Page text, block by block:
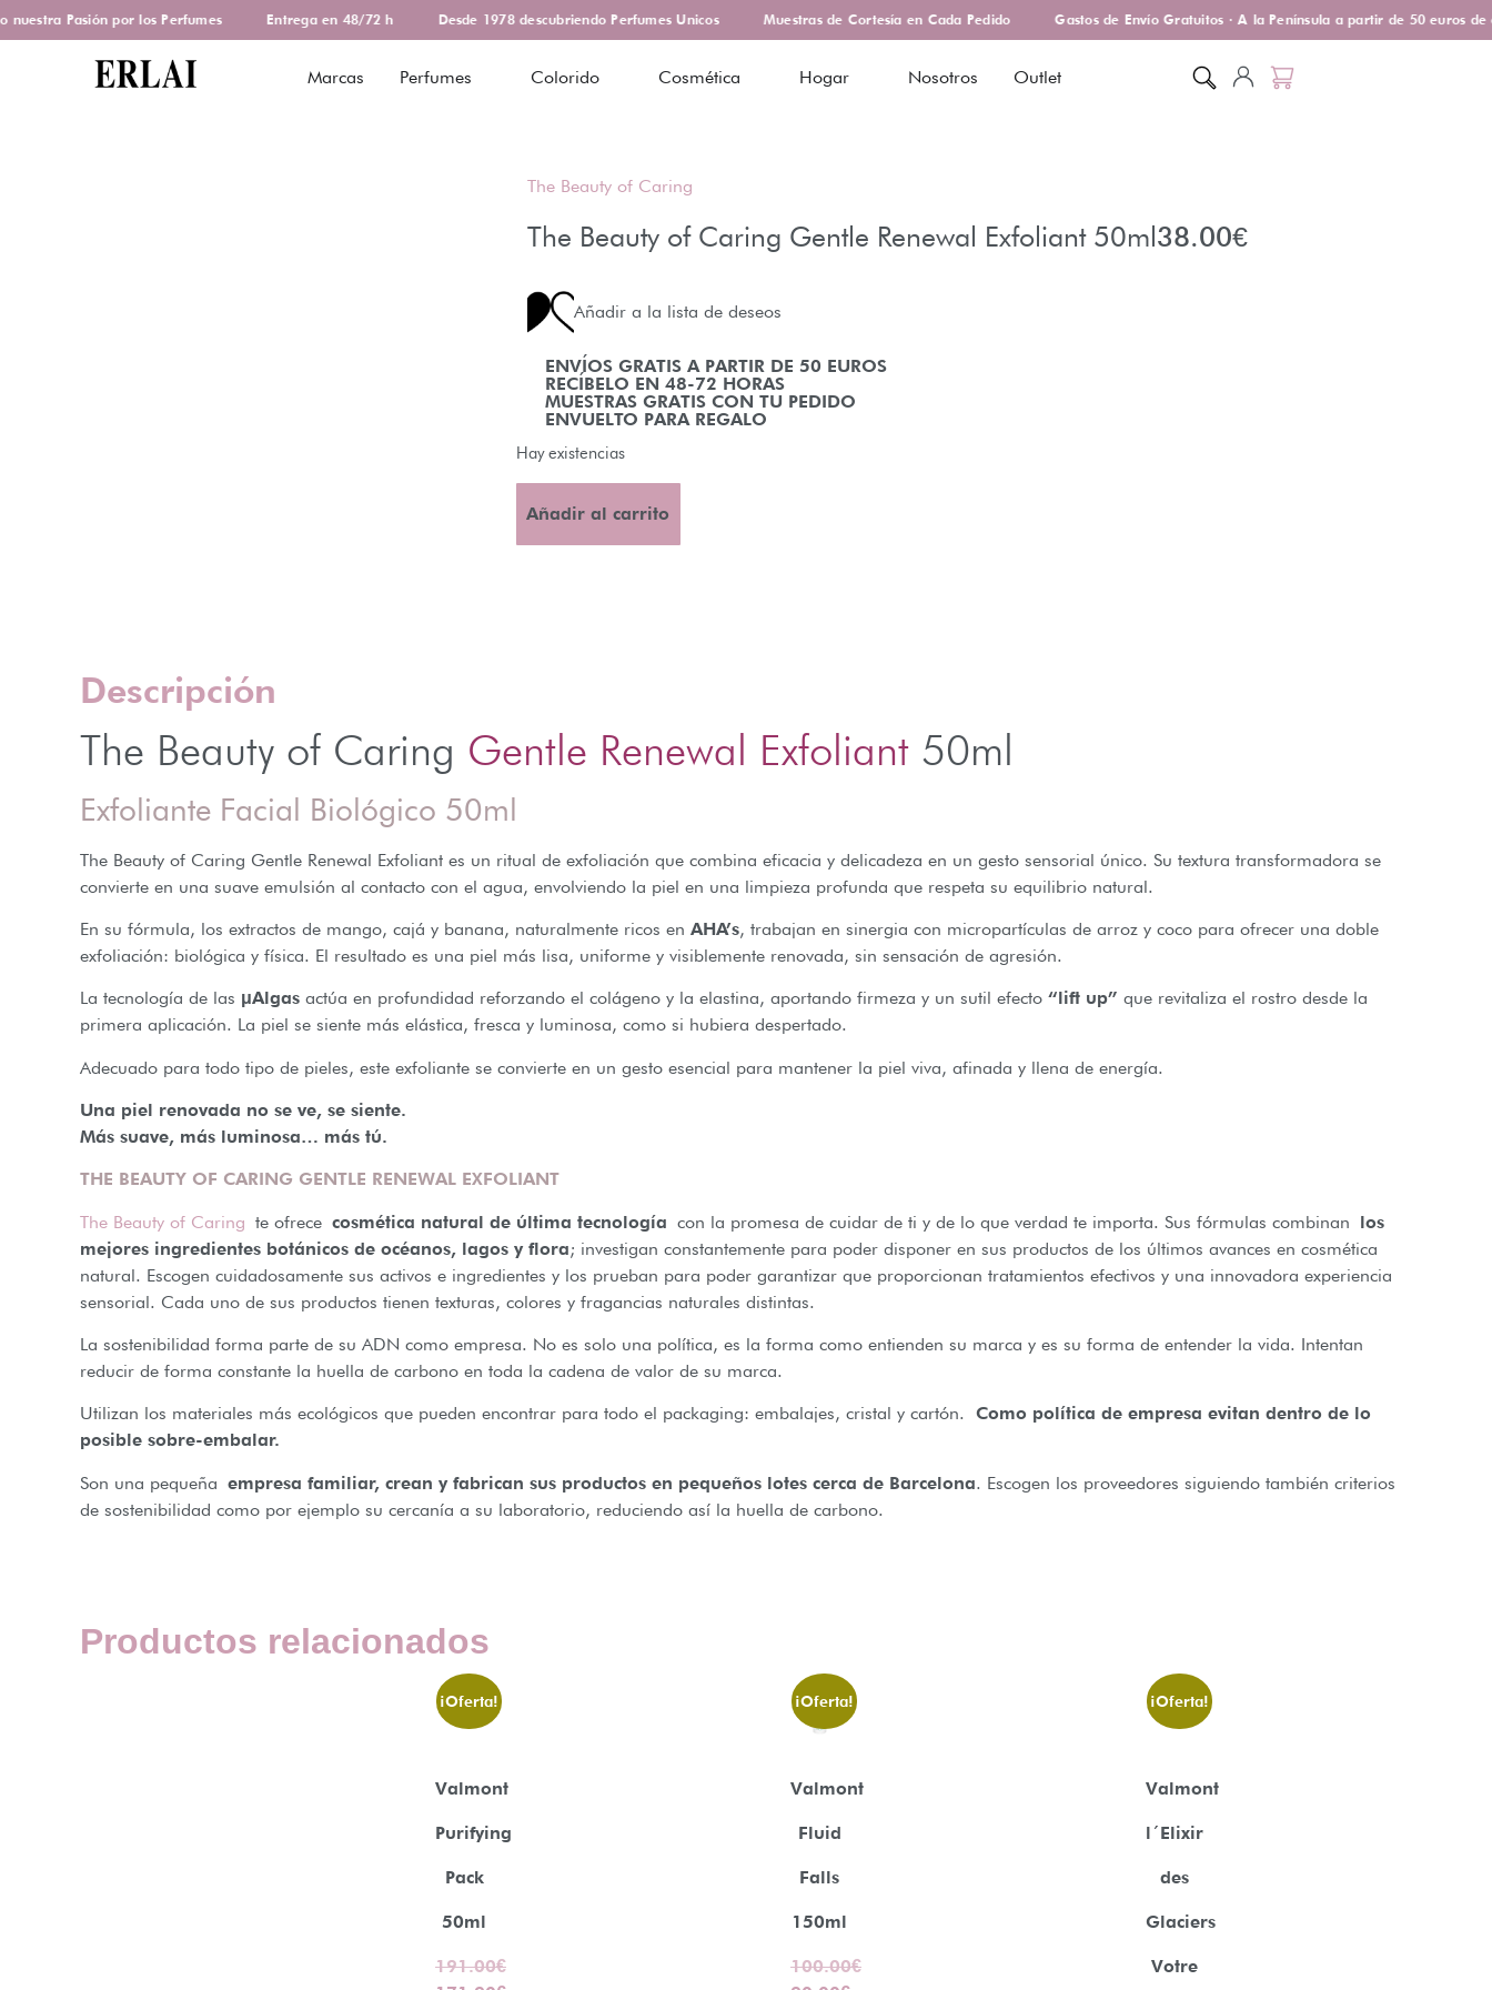
Pasión por los Perfumes Entrega en 48/72 h Desde 1978 descubriendo Perfumes Unicos Muestras de Cortesía en Cada Pedido Gastos de Envío Gratuitos · A la Península a partir de 50 euros de
Marcas Perfumes Colorido Cosmética Hogar Nosotros Outlet
The Beauty of Caring
The Beauty of Caring Gentle Renewal Exfoliant 50ml38.00€
Añadir a la lista de deseos
ENVÍOS GRATIS A PARTIR DE 50 EUROS
RECÍBELO EN 48-72 HORAS
MUESTRAS GRATIS CON TU PEDIDO
ENVUELTO PARA REGALO
Hay existencias
Añadir al carrito
Descripción
The Beauty of Caring Gentle Renewal Exfoliant 50ml
Exfoliante Facial Biológico 50ml
The Beauty of Caring Gentle Renewal Exfoliant es un ritual de exfoliación que combina eficacia y delicadeza en un gesto sensorial único. Su textura transformadora se
convierte en una suave emulsión al contacto con el agua, envolviendo la piel en una limpieza profunda que respeta su equilibrio natural.
En su fórmula, los extractos de mango, cajá y banana, naturalmente ricos en AHA’s, trabajan en sinergia con micropartículas de arroz y coco para ofrecer una doble
exfoliación: biológica y física. El resultado es una piel más lisa, uniforme y visiblemente renovada, sin sensación de agresión.
La tecnología de las μAlgas actúa en profundidad reforzando el colágeno y la elastina, aportando firmeza y un sutil efecto “lift up” que revitaliza el rostro desde la
primera aplicación. La piel se siente más elástica, fresca y luminosa, como si hubiera despertado.
Adecuado para todo tipo de pieles, este exfoliante se convierte en un gesto esencial para mantener la piel viva, afinada y llena de energía.
Una piel renovada no se ve, se siente.
Más suave, más luminosa… más tú.
THE BEAUTY OF CARING GENTLE RENEWAL EXFOLIANT
The Beauty of Caring te ofrece cosmética natural de última tecnología con la promesa de cuidar de ti y de lo que verdad te importa. Sus fórmulas combinan los
mejores ingredientes botánicos de océanos, lagos y flora; investigan constantemente para poder disponer en sus productos de los últimos avances en cosmética
natural. Escogen cuidadosamente sus activos e ingredientes y los prueban para poder garantizar que proporcionan tratamientos efectivos y una innovadora experiencia
sensorial. Cada uno de sus productos tienen texturas, colores y fragancias naturales distintas.
La sostenibilidad forma parte de su ADN como empresa. No es solo una política, es la forma como entienden su marca y es su forma de entender la vida. Intentan
reducir de forma constante la huella de carbono en toda la cadena de valor de su marca.
Utilizan los materiales más ecológicos que pueden encontrar para todo el packaging: embalajes, cristal y cartón. Como política de empresa evitan dentro de lo
posible sobre-embalar.
Son una pequeña empresa familiar, crean y fabrican sus productos en pequeños lotes cerca de Barcelona. Escogen los proveedores siguiendo también criterios
de sostenibilidad como por ejemplo su cercanía a su laboratorio, reduciendo así la huella de carbono.
Productos relacionados
¡Oferta!
Valmont
Purifying
Pack
50ml
191.00€
¡Oferta!
Valmont
Fluid
Falls
150ml
100.00€
¡Oferta!
Valmont
l´Elixir
des
Glaciers
Votre